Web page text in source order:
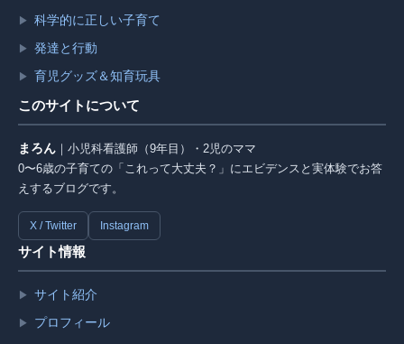
▶ 科学的に正しい子育て
▶ 発達と行動
▶ 育児グッズ＆知育玩具
このサイトについて
まろん ｜小児科看護師（9年目）・2児のママ
0〜6歳の子育ての「これって大丈夫？」にエビデンスと実体験でお答
えするブログです。
X / Twitter Instagram
サイト情報
▶ サイト紹介
▶
プロフィール